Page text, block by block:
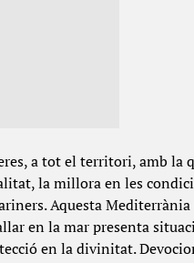
a tot el territori, amb la
la millora en les
Aquesta
en la mar presenta
en la divinitat.